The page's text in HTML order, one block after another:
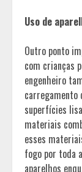
Uso de
Outro ponto
com crianças
engenheiro
carregamento
superfícies
materiais
esses
fogo por toda
aparelhos